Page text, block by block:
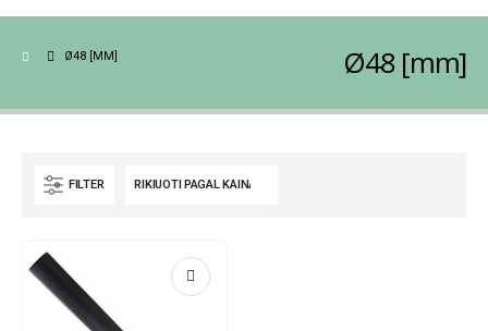
Ø48 [mm]
Ø48 [MM]
FILTER